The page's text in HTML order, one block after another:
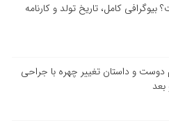
کامل، تاریخ تولد و کارنامه
دوست و داستان تغییر چهره با جراحی